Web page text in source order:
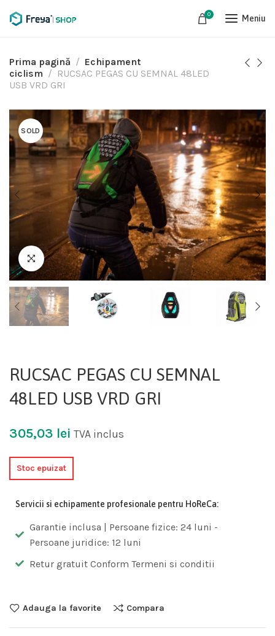
0 Meniu
Prima pagină
Echipament
ciclism
RUCSAC PEGAS CU SEMNAL 48LED
USB VRD GRI
SOLD
RUCSAC PEGAS CU SEMNAL
48LED USB VRD GRI
305,03 lei TVA inclus
Stoc epuizat
Servicii si echipamente profesionale pentru HoReCa:
Garantie inclusa | Persoane fizice: 24 luni -
Persoane juridice: 12 luni
Retur gratuit Conform Termeni si conditii
Adauga la favorite Compara